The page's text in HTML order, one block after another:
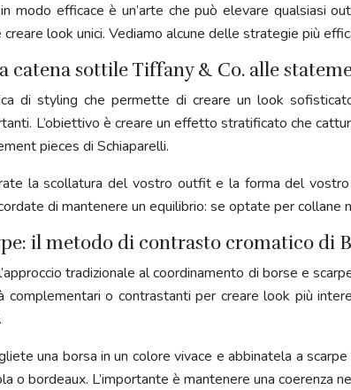
in modo efficace è un’arte che può elevare
look unici. Vediamo alcune delle strategie più
catena sottile Tiffany & Co. alle
di styling che permette di creare un look
L’obiettivo è creare un effetto stratificato che
pieces di Schiaparelli.
la scollatura del vostro outfit e la forma del
di mantenere un equilibrio: se optate per
il metodo di contrasto cromatico di
tradizionale al coordinamento di borse e
complementari o contrastanti per creare look più
una borsa in un colore vivace e abbinatela a
o bordeaux. L’importante è mantenere una